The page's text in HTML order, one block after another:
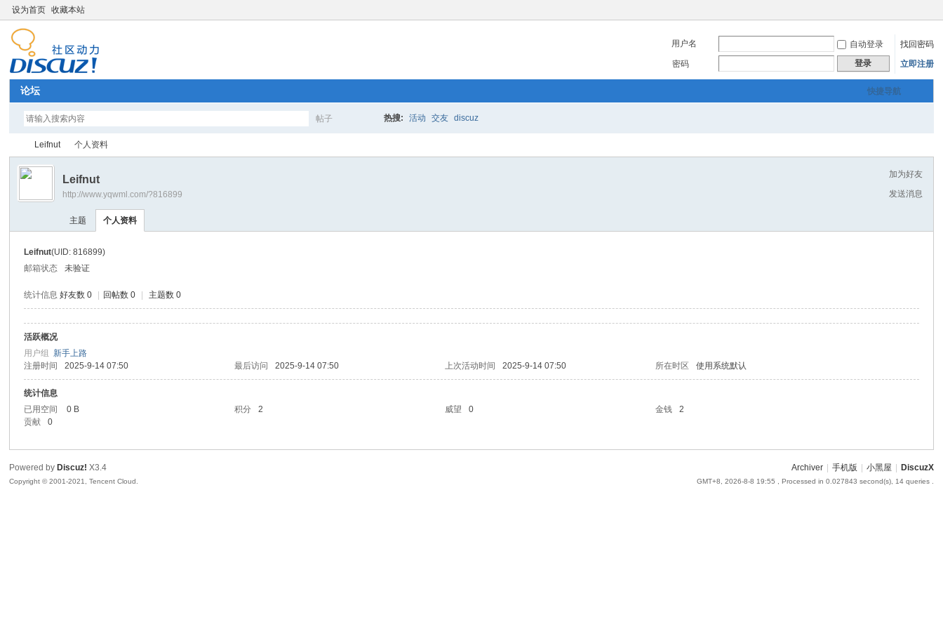
设为首页 收藏本站
用户名 自动登录
找回密码
密码
登录 立即注册
快捷导航
论坛
帖子 热搜: 活动 交友 discuz
uz!
›
Leifnut 个人资料
加为好友
发送消息
Leifnut
http://www.yqwml.com/?816899
主题 个人资料
Leifnut(UID: 816899)
邮箱状态
未验证
统计信息 好友数 0 回帖数 0 主题数 0
活跃概况
用户组新手上路
注册时间
2025-9-14 07:50 最后访问 2025-9-14 07:50 上次活动时间 2025-9-14 07:50 所在时区 使用系统默认
统计信息
已用空间
0 B 积分 2 威望 0 金钱
2
贡献
0
Archiver 手机版 小黑屋 DiscuzX
GMT+8, 2026-8-8 19:55 , Processed in 0.027843 second(s), 14 queries .
Powered by Discuz! X3.4
Copyright © 2001-2021, Tencent Cloud.